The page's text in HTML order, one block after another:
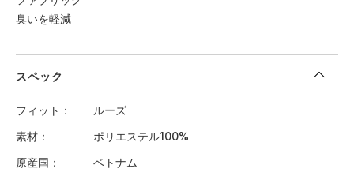
臭いを軽減
スペック
フィット
ルーズ
素材
ポリエステル100%
原産国
ベトナム